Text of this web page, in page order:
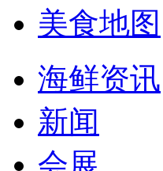
美食地图
海鲜资讯
新闻